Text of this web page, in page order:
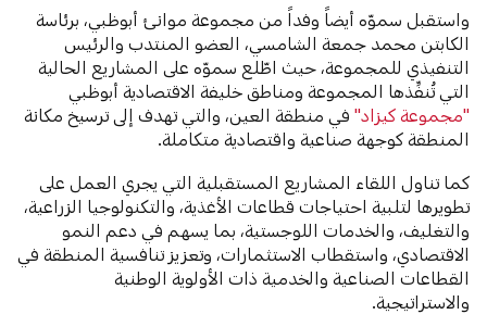
واستقبل سموّه أيضاً وفداً من مجموعة موانئ أبوظبي، برئاسة
الكابتن محمد جمعة الشامسي، العضو المنتدب والرئيس
التنفيذي للمجموعة، حيث اطّلع سموّه على المشاريع الحالية
التي تُنفِّذها المجموعة ومناطق خليفة الاقتصادية أبوظبي
"مجموعة كيزاد" في منطقة العين، والتي تهدف إلى ترسيخ مكانة
المنطقة كوجهة صناعية واقتصادية متكاملة.
كما تناول اللقاء المشاريع المستقبلية التي يجري العمل على
تطويرها لتلبية احتياجات قطاعات الأغذية، والتكنولوجيا الزراعية،
والتغليف، والخدمات اللوجستية، بما يسهم في دعم النمو
الاقتصادي، واستقطاب الاستثمارات، وتعزيز تنافسية المنطقة في
القطاعات الصناعية والخدمية ذات الأولوية الوطنية
والاستراتيجية.